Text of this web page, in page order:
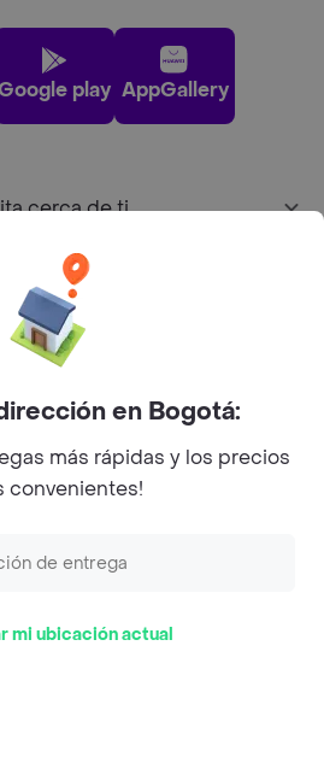
play AppGallery
cerca de ti
Facebook
Twitter
Instagram
Inc. All rights reserved.
en Bogotá:
más rápidas y los precios
convenientes!
mi ubicación actual